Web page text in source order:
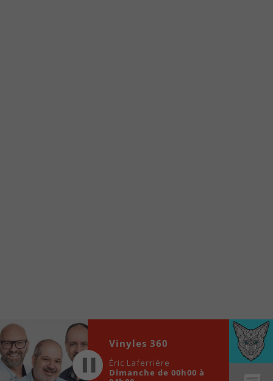
Audio
Player
00:00
Vinyles 360
Éric Laferrière
Dimanche de 00h00 à